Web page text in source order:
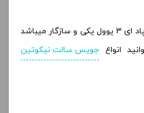
کارتریج های این پاد با مدل پاد ای 3 یوول یکی و سازگار میباشد
انواع جویس سالت نیکوتین